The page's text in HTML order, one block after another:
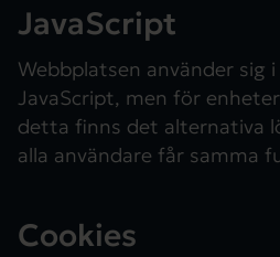
JavaScript
Webbplatsen använder sig i
JavaScript, men för
detta finns det alternativa
alla användare får samma
Cookies